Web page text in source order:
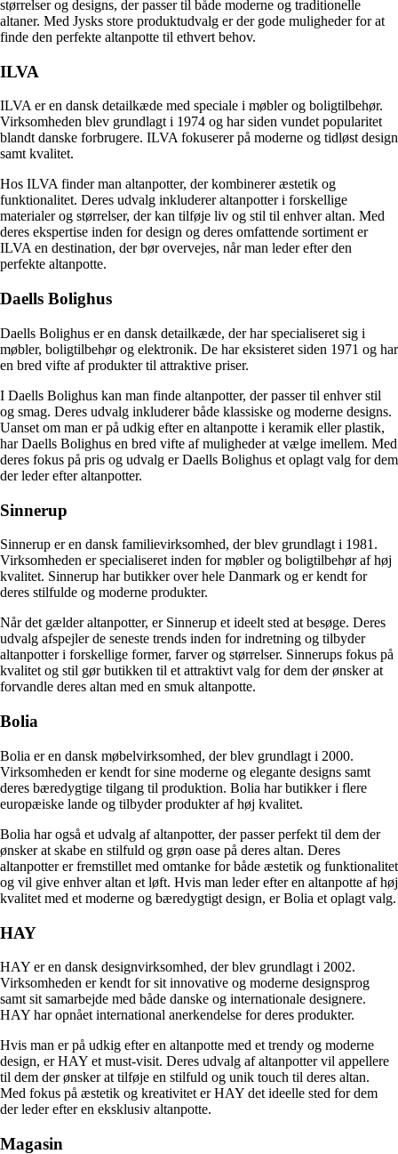
størrelser og designs, der passer til både moderne og traditionelle
altaner. Med Jysks store produktudvalg er der gode muligheder for at
finde den perfekte altanpotte til ethvert behov.
ILVA
ILVA er en dansk detailkæde med speciale i møbler og boligtilbehør.
Virksomheden blev grundlagt i 1974 og har siden vundet popularitet
blandt danske forbrugere. ILVA fokuserer på moderne og tidløst design
samt kvalitet.
Hos ILVA finder man altanpotter, der kombinerer æstetik og
funktionalitet. Deres udvalg inkluderer altanpotter i forskellige
materialer og størrelser, der kan tilføje liv og stil til enhver altan. Med
deres ekspertise inden for design og deres omfattende sortiment er
ILVA en destination, der bør overvejes, når man leder efter den
perfekte altanpotte.
Daells Bolighus
Daells Bolighus er en dansk detailkæde, der har specialiseret sig i
møbler, boligtilbehør og elektronik. De har eksisteret siden 1971 og har
en bred vifte af produkter til attraktive priser.
I Daells Bolighus kan man finde altanpotter, der passer til enhver stil
og smag. Deres udvalg inkluderer både klassiske og moderne designs.
Uanset om man er på udkig efter en altanpotte i keramik eller plastik,
har Daells Bolighus en bred vifte af muligheder at vælge imellem. Med
deres fokus på pris og udvalg er Daells Bolighus et oplagt valg for dem
der leder efter altanpotter.
Sinnerup
Sinnerup er en dansk familievirksomhed, der blev grundlagt i 1981.
Virksomheden er specialiseret inden for møbler og boligtilbehør af høj
kvalitet. Sinnerup har butikker over hele Danmark og er kendt for
deres stilfulde og moderne produkter.
Når det gælder altanpotter, er Sinnerup et ideelt sted at besøge. Deres
udvalg afspejler de seneste trends inden for indretning og tilbyder
altanpotter i forskellige former, farver og størrelser. Sinnerups fokus på
kvalitet og stil gør butikken til et attraktivt valg for dem der ønsker at
forvandle deres altan med en smuk altanpotte.
Bolia
Bolia er en dansk møbelvirksomhed, der blev grundlagt i 2000.
Virksomheden er kendt for sine moderne og elegante designs samt
deres bæredygtige tilgang til produktion. Bolia har butikker i flere
europæiske lande og tilbyder produkter af høj kvalitet.
Bolia har også et udvalg af altanpotter, der passer perfekt til dem der
ønsker at skabe en stilfuld og grøn oase på deres altan. Deres
altanpotter er fremstillet med omtanke for både æstetik og funktionalitet
og vil give enhver altan et løft. Hvis man leder efter en altanpotte af høj
kvalitet med et moderne og bæredygtigt design, er Bolia et oplagt valg.
HAY
HAY er en dansk designvirksomhed, der blev grundlagt i 2002.
Virksomheden er kendt for sit innovative og moderne designsprog
samt sit samarbejde med både danske og internationale designere.
HAY har opnået international anerkendelse for deres produkter.
Hvis man er på udkig efter en altanpotte med et trendy og moderne
design, er HAY et must-visit. Deres udvalg af altanpotter vil appellere
til dem der ønsker at tilføje en stilfuld og unik touch til deres altan.
Med fokus på æstetik og kreativitet er HAY det ideelle sted for dem
der leder efter en eksklusiv altanpotte.
Magasin